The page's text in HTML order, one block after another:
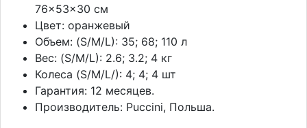
76x53x30 см
Цвет: оранжевый
Объем: (S/M/L): 35; 68; 110 л
Вес: (S/M/L): 2.6; 3.2; 4 кг
Колеса (S/M/L/): 4; 4; 4 шт
Гарантия: 12 месяцев.
Производитель: Puccini, Польша.